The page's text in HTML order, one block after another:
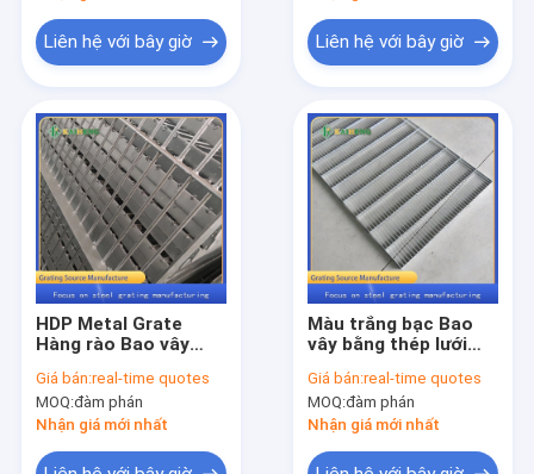
Liên hệ với bây giờ Liên hệ với bây giờ
HDP Metal Grate
Hàng rào Bao vây
dựng chuồng gia súc
Giá bán:real-time quotes
MOQ:đàm phán
Nhận giá mới nhất
Màu trắng bạc Bao
vây bằng thép lưới
chuồng chó
Giá bán:real-time quotes
MOQ:đàm phán
Nhận giá mới nhất